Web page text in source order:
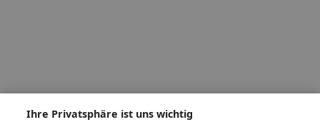
Ihre Privatsphäre ist uns wichtig